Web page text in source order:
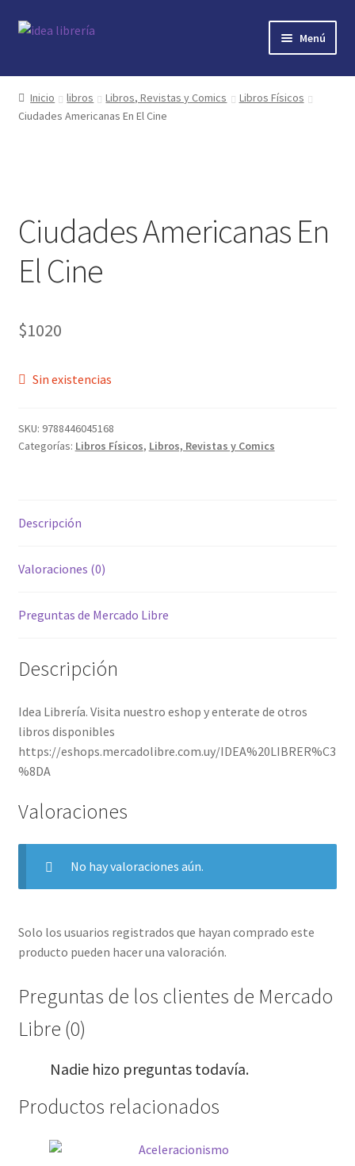
Ir
Ir
Menú
Inicio
contacto
nosotros
novedades
preguntas
Inicio libros Libros, Revistas y Comics
Libros Físicos
Ciudades Americanas En El Cine
Ciudades Americanas En
El Cine
$1020
Sin existencias
SKU: 9788446045168
Categorías: Libros Físicos, Libros, Revistas y Comics
Descripción
Valoraciones (0)
Preguntas de Mercado Libre
Descripción
Idea Librería. Visita nuestro eshop y enterate de otros
libros disponibles
https://eshops.mercadolibre.com.uy/IDEA%20LIBRER%C3
%8DA
Valoraciones
No hay valoraciones aún.
Solo los usuarios registrados que hayan comprado este
producto pueden hacer una valoración.
Preguntas de los clientes de Mercado
Libre (0)
Nadie hizo preguntas todavía.
Productos relacionados